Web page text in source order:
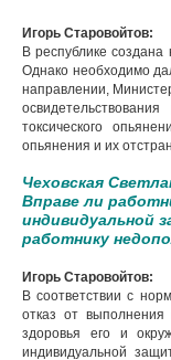
Игорь Старовойтов:
В республике
Однако необходимо
направлении,
токсического
опьянения и их
Чеховская
Вправе ли
индивидуальной
работнику
Игорь Старовойтов:
В соответствии с
отказ от выполнения
здоровья его и
индивидуальной